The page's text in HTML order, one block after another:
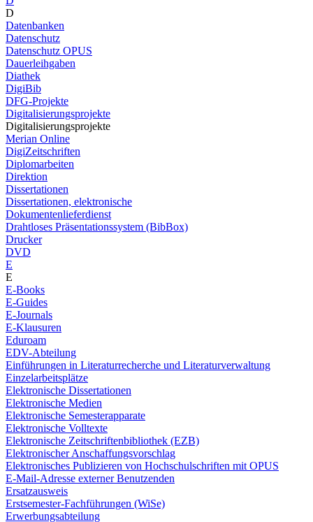
D
Datenbanken
Datenschutz
Datenschutz OPUS
Dauerleihgaben
Diathek
DigiBib
DFG-Projekte
Digitalisierungsprojekte
Digitalisierungsprojekte
Merian Online
DigiZeitschriften
Diplomarbeiten
Direktion
Dissertationen
Dissertationen, elektronische
Dokumentenlieferdienst
Drahtloses Präsentationssystem (BibBox)
Drucker
DVD
E
E
E-Books
E-Guides
E-Journals
E-Klausuren
Eduroam
EDV-Abteilung
Einführungen in Literaturrecherche und Literaturverwaltung
Einzelarbeitsplätze
Elektronische Dissertationen
Elektronische Medien
Elektronische Semesterapparate
Elektronische Volltexte
Elektronische Zeitschriftenbibliothek (EZB)
Elektronischer Anschaffungsvorschlag
Elektronisches Publizieren von Hochschulschriften mit OPUS
E-Mail-Adresse externer Benutzenden
Ersatzausweis
Erstsemester-Fachführungen (WiSe)
Erwerbungsabteilung